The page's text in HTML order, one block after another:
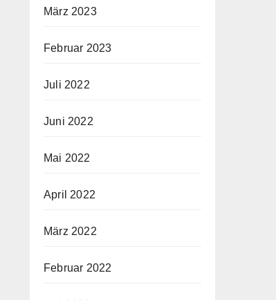
März 2023
Februar 2023
Juli 2022
Juni 2022
Mai 2022
April 2022
März 2022
Februar 2022